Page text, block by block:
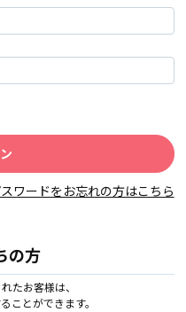
ワードをお忘れの方はこちら
の方
たお客様は、
ことができます。